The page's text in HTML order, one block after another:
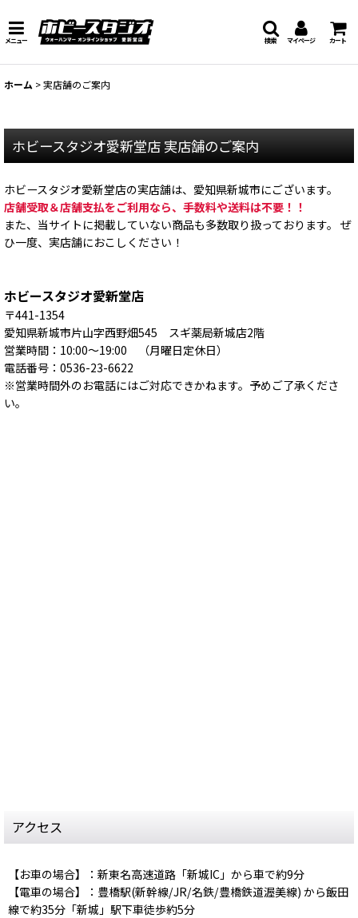
メニュー マイページ カート
検索
ホーム >実店舗のご案内
ホビースタジオ愛新堂店 実店舗のご案内
ホビースタジオ愛新堂店の実店舗は、愛知県新城市にございます。
店舗受取＆店舗支払をご利用なら、手数料や送料は不要！！
また、当サイトに掲載していない商品も多数取り扱っております。 ぜ
ひ一度、実店舗におこしください！
ホビースタジオ愛新堂店
〒441-1354
愛知県新城市片山字西野畑545 スギ薬局新城店2階
営業時間：10:00〜19:00 （月曜日定休日）
電話番号：0536-23-6622
※営業時間外のお電話にはご対応できかねます。予めご了承くださ
い。
アクセス
【お車の場合】：新東名高速道路「新城IC」から車で約9分
【電車の場合】：豊橋駅(新幹線/JR/名鉄/豊橋鉄道渥美線) から飯田
線で約35分「新城」駅下車徒歩約5分